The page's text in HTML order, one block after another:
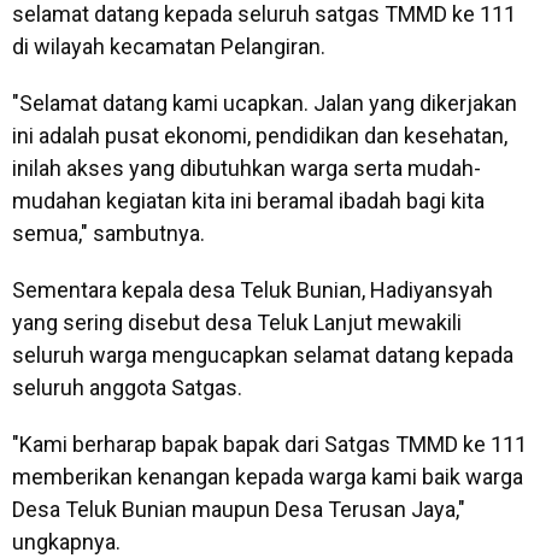
selamat datang kepada seluruh satgas TMMD ke 111
di wilayah kecamatan Pelangiran.
"Selamat datang kami ucapkan. Jalan yang dikerjakan
ini adalah pusat ekonomi, pendidikan dan kesehatan,
inilah akses yang dibutuhkan warga serta mudah-
mudahan kegiatan kita ini beramal ibadah bagi kita
semua," sambutnya.
Sementara kepala desa Teluk Bunian, Hadiyansyah
yang sering disebut desa Teluk Lanjut mewakili
seluruh warga mengucapkan selamat datang kepada
seluruh anggota Satgas.
"Kami berharap bapak bapak dari Satgas TMMD ke 111
memberikan kenangan kepada warga kami baik warga
Desa Teluk Bunian maupun Desa Terusan Jaya,"
ungkapnya.